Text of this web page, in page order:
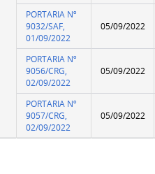
PORTARIA Nº
9032/SAF,
01/09/2022
05/09/2022
PORTARIA Nº
9056/CRG,
02/09/2022
05/09/2022
PORTARIA Nº
9057/CRG,
02/09/2022
05/09/2022